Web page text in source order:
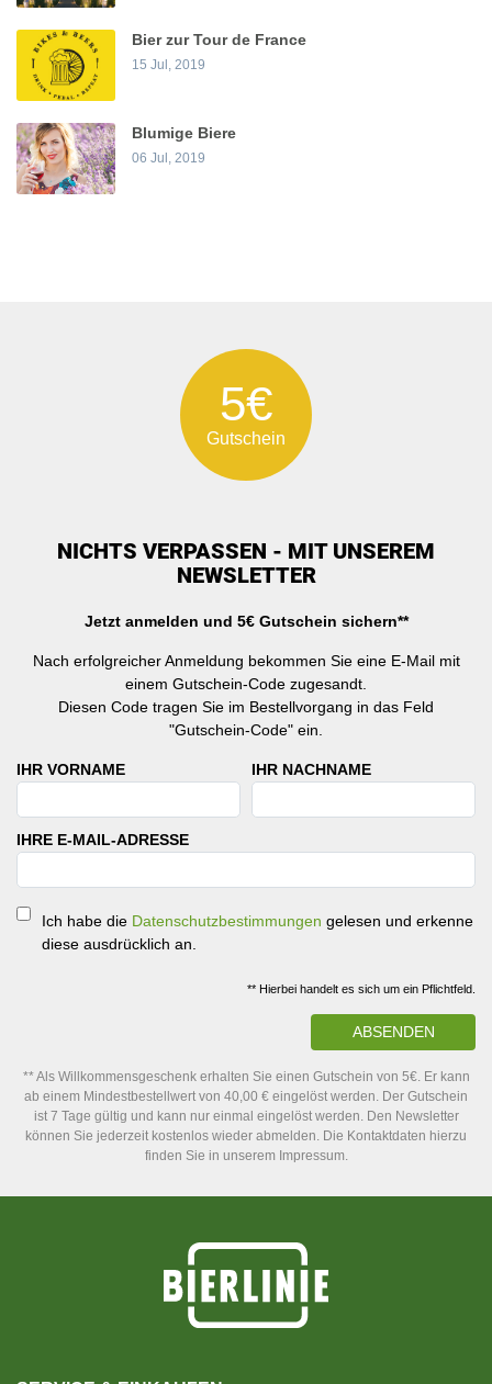
Bier zur Tour de France
15 Jul, 2019
Blumige Biere
06 Jul, 2019
5€
Gutschein
NICHTS VERPASSEN - MIT UNSEREM
NEWSLETTER
Jetzt anmelden und 5€ Gutschein sichern**
Nach erfolgreicher Anmeldung bekommen Sie eine E-Mail mit
einem Gutschein-Code zugesandt.
Diesen Code tragen Sie im Bestellvorgang in das Feld
"Gutschein-Code" ein.
IHR VORNAME IHR NACHNAME
IHRE E-MAIL-ADRESSE
Ich habe die Datenschutzbestimmungen gelesen und erkenne
diese ausdrücklich an.
** Hierbei handelt es sich um ein Pflichtfeld.
ABSENDEN
** Als Willkommensgeschenk erhalten Sie einen Gutschein von 5€. Er kann
ab einem Mindestbestellwert von 40,00 € eingelöst werden. Der Gutschein
ist 7 Tage gültig und kann nur einmal eingelöst werden. Den Newsletter
können Sie jederzeit kostenlos wieder abmelden. Die Kontaktdaten hierzu
finden Sie in unserem Impressum.